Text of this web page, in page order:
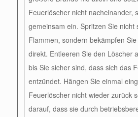
Feuerlöscher nicht nacheinander,
gemeinsam ein. Spritzen Sie nicht
Flammen, sondern bekämpfen
direkt. Entleeren Sie den Löscher
bis Sie sicher sind, dass sich das
entzündet. Hängen Sie einmal
Feuerlöscher nicht wieder zurück
darauf, dass sie durch